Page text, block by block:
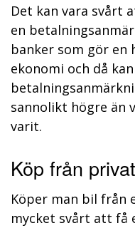
Det kan vara svårt
en
banker som gör en
ekonomi och då
sannolikt högre än
varit.
Köp från
Köper man bil från
mycket svårt att få